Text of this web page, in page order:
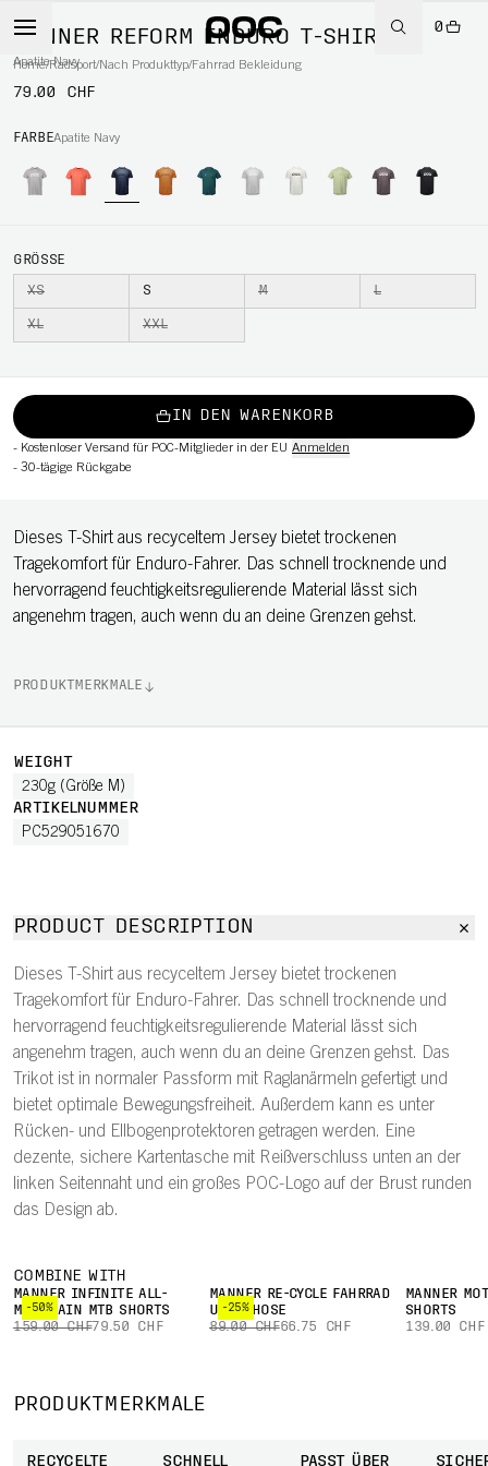
0
Home/Radsport/Nach Produkttyp/Fahrrad Bekleidung
MÄNNER REFORM ENDURO T-SHIRT
Apatite Navy
79.00 CHF
FARBEApatite Navy
GRÖSSE
XS S M L
XL XXL
IN DEN WARENKORB
- Kostenloser Versand für POC-Mitglieder in der EU Anmelden
- 30-tägige Rückgabe
Dieses T-Shirt aus recyceltem Jersey bietet trockenen
Tragekomfort für Enduro-Fahrer. Das schnell trocknende und
hervorragend feuchtigkeitsregulierende Material lässt sich
angenehm tragen, auch wenn du an deine Grenzen gehst.
PRODUKTMERKMALE
WEIGHT
230g (Größe M)
ARTIKELNUMMER
PC529051670
PRODUCT DESCRIPTION
Dieses T-Shirt aus recyceltem Jersey bietet trockenen
Tragekomfort für Enduro-Fahrer. Das schnell trocknende und
hervorragend feuchtigkeitsregulierende Material lässt sich
angenehm tragen, auch wenn du an deine Grenzen gehst. Das
Trikot ist in normaler Passform mit Raglanärmeln gefertigt und
bietet optimale Bewegungsfreiheit. Außerdem kann es unter
Rücken- und Ellbogenprotektoren getragen werden. Eine
dezente, sichere Kartentasche mit Reißverschluss unten an der
linken Seitennaht und ein großes POC-Logo auf der Brust runden
das Design ab.
COMBINE WITH
-50%
MÄNNER INFINITE ALL-
MOUNTAIN MTB SHORTS
159.00 CHF79.50 CHF
-25%
MÄNNER RE-CYCLE FAHRRAD
UNTERHOSE
89.00 CHF66.75 CHF
MÄNNER
SHORTS
139.00 CHF
PRODUKTMERKMALE
RECYCELTE
SCHNELL
PASST ÜBER